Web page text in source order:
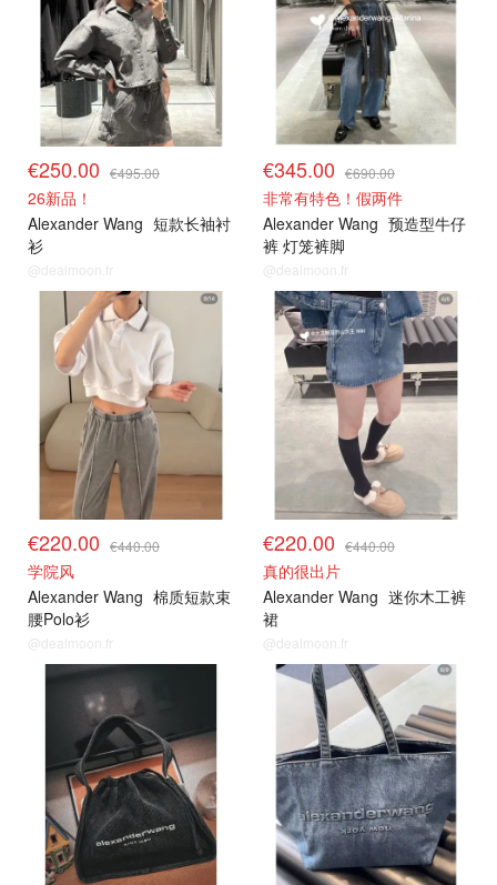
€250.00 €495.00
26新品！
Alexander Wang 短款长袖衬
衫
@dealmoon.fr
€345.00 €690.00
非常有特色！假两件
Alexander Wang 预造型牛仔
裤 灯笼裤脚
@dealmoon.fr
€220.00 €440.00
学院风
Alexander Wang 棉质短款束
腰Polo衫
@dealmoon.fr
€220.00 €440.00
真的很出片
Alexander Wang 迷你木工裤
裙
@dealmoon.fr